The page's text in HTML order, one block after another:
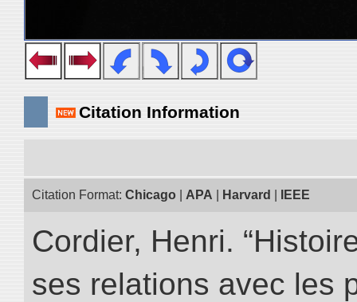
Citation Information
Citation Format: Chicago APA Harvard IEEE
Cordier, Henri.
ses relations avec les